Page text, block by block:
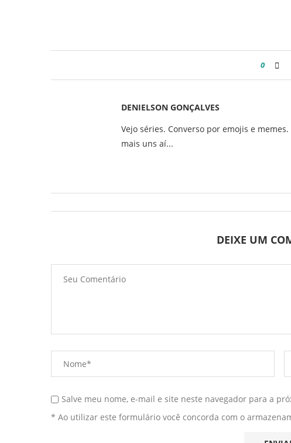
0
DENIELSON GONÇALVES
Vejo séries. Converso por emojis e
mais uns aí...
DEIXE UM
Salve meu nome, e-mail e site neste navegador para a
* Ao utilizar este formulário você concorda com o